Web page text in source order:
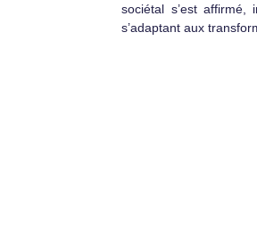
sociétal s’est affirmé,
s’adaptant aux